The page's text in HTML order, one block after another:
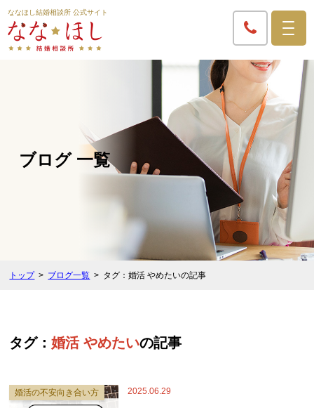
ななほし結婚相談所 公式サイト
ブログ 一覧
トップ ブログ一覧 タグ：婚活 やめたいの記事
タグ：婚活 やめたいの記事
2025.06.29
婚活の不安向き合い方